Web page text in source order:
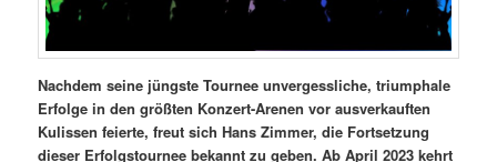
Nachdem seine jüngste Tournee unvergessliche, triumphale
Erfolge in den größten Konzert-Arenen vor ausverkauften
Kulissen feierte, freut sich Hans Zimmer, die Fortsetzung
dieser Erfolgstournee bekannt zu geben. Ab April 2023 kehrt